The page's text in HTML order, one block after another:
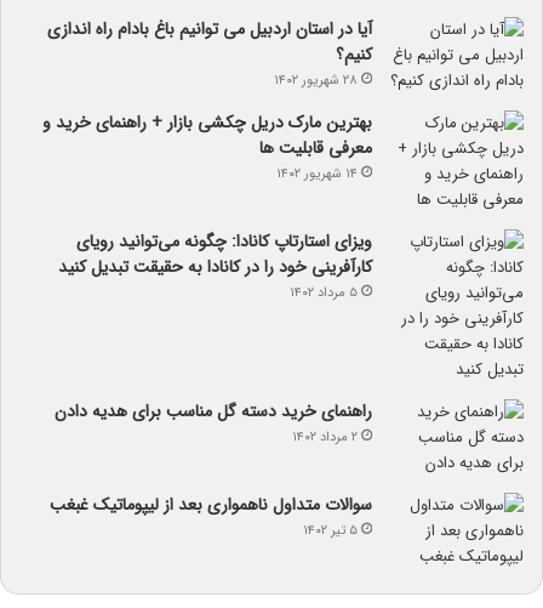
آیا در استان اردبیل می توانیم باغ بادام راه اندازی
کنیم؟
۲۸ شهریور ۱۴۰۲
بهترین مارک دریل چکشی بازار + راهنمای خرید و
معرفی قابلیت ها
۱۴ شهریور ۱۴۰۲
ویزای استارتاپ کانادا: چگونه می‌توانید رویای
کارآفرینی خود را در کانادا به حقیقت تبدیل کنید
۵ مرداد ۱۴۰۲
راهنمای خرید دسته گل مناسب برای هدیه دادن
۲ مرداد ۱۴۰۲
سوالات متداول ناهمواری بعد از لیپوماتیک غبغب
۵ تیر ۱۴۰۲